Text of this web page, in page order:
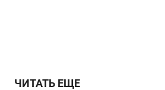
ЧИТАТЬ ЕЩЕ